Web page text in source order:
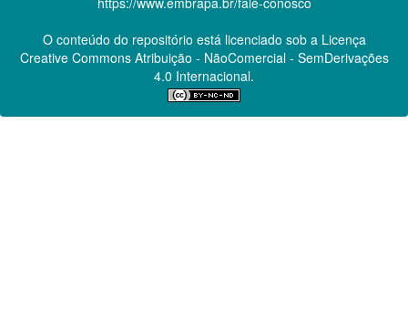
O conteúdo do repositório está licenciado sob a Licença
Creative CommonsAtribuição - NãoComercial - SemDerivações
4.0 Internacional.